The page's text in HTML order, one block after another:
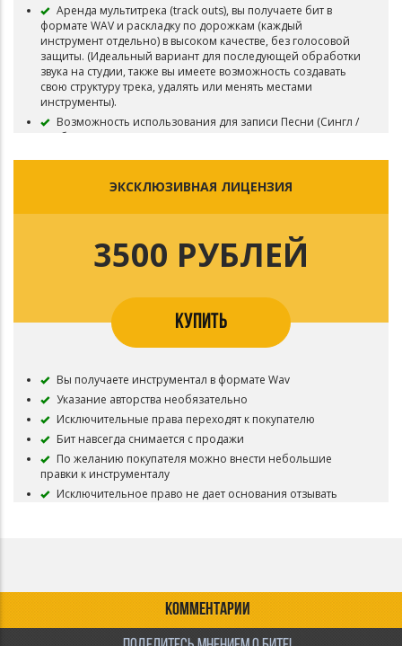
Аренда мультитрека (track outs), вы получаете бит в
формате WAV и раскладку по дорожкам (каждый
инструмент отдельно) в высоком качестве, без голосовой
защиты. (Идеальный вариант для последующей обработки
звука на студии, также вы имеете возможность создавать
свою структуру трека, удалять или менять местами
инструменты).
Возможность использования для записи Песни (Сингл /
Альбом).
Возможность загружать Песню на различные
Музыка, Spotify, Deezer, и т.д.
бесплатных выступлений.
Бит остается в продаже.
ЭКСКЛЮЗИВНАЯ ЛИЦЕНЗИЯ
3500 РУБЛЕЙ
КУПИТЬ
Вы получаете инструментал в формате Wav
Указание авторства необязательно
Исключительные права переходят к покупателю
Бит навсегда снимается с продажи
По желанию покупателя можно внести небольшие
правки к инструменталу
Исключительное право не дает основания отзывать
КОММЕНТАРИИ